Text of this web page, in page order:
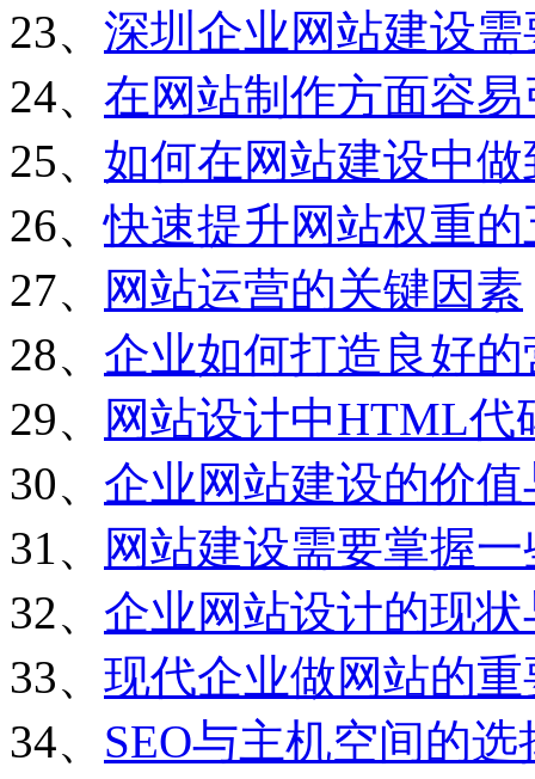
23、 深圳企业网站建设
24、 在网站制作方面容
25、 如何在网站建设中
26、快速提升网站权重
27、
网站运营的关键因素
28、 企业如何打造良好
29、
网站设计中HTML代
30、 企业网站建设的价
31、
网站建设需要掌握
32、 企业网站设计的现
33、 现代企业做网站的重
34、 SEO与主机空间的选